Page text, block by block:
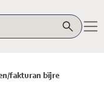
fakturan bïjre